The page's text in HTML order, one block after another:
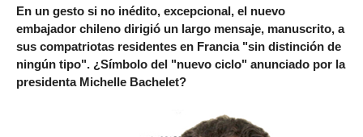
En un gesto si no inédito, excepcional, el nuevo
embajador chileno dirigió un largo mensaje, manuscrito, a
sus compatriotas residentes en Francia "sin distinción de
ningún tipo". ¿Símbolo del "nuevo ciclo" anunciado por la
presidenta Michelle Bachelet?